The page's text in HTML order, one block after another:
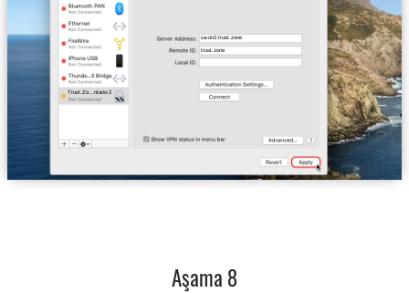
Trust.Zo...ntario-2
ca-on2.trust.zone
trust.zone
Aşama 8